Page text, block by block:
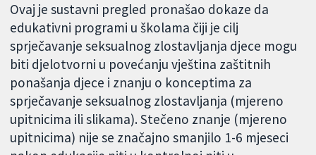
Ovaj je sustavni pregled pronašao dokaze da
edukativni programi u školama čiji je cilj
sprječavanje seksualnog zlostavljanja djece mogu
biti djelotvorni u povećanju vještina zaštitnih
ponašanja djece i znanju o konceptima za
sprječavanje seksualnog zlostavljanja (mjereno
upitnicima ili slikama). Stečeno znanje (mjereno
upitnicima) nije se značajno smanjilo 1-6 mjeseci